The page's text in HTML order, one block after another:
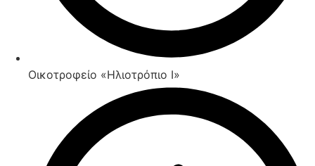
Οικοτροφείο «Ηλιοτρόπιο Ι»